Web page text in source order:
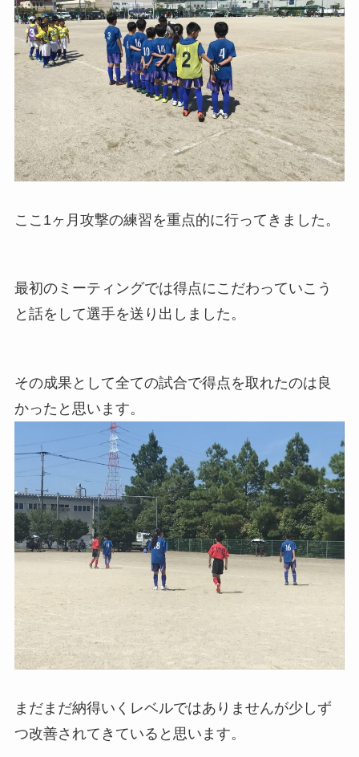
ここ1ヶ月攻撃の練習を重点的に行ってきました。
最初のミーティングでは得点にこだわっていこう
と話をして選手を送り出しました。
その成果として全ての試合で得点を取れたのは良
かったと思います。
まだまだ納得いくレベルではありませんが少しず
つ改善されてきていると思います。